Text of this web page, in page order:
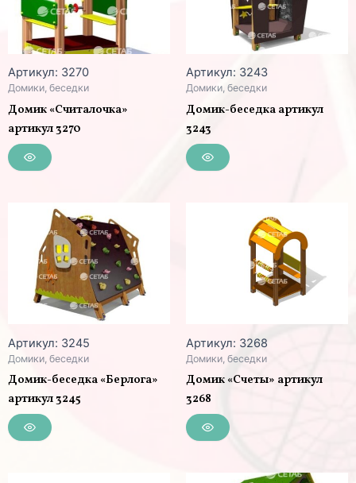
Артикул: 3270
Домики, беседки
Домик «Считалочка»
артикул 3270
Артикул: 3243
Домики, беседки
Домик-беседка артикул
3243
Артикул: 3245
Домики, беседки
Домик-беседка «Берлога»
артикул 3245
Артикул: 3268
Домики, беседки
Домик «Счеты» артикул
3268